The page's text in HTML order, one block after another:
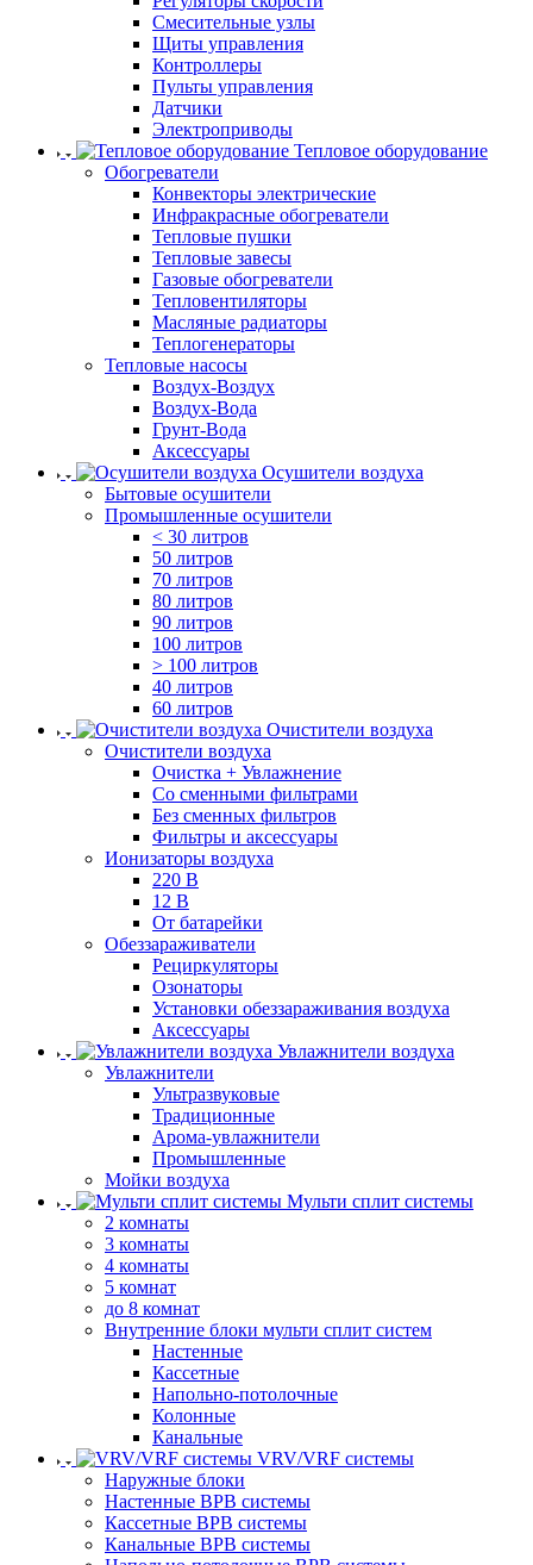
Смесительные узлы
Щиты управления
Контроллеры
Пульты управления
Датчики
Электроприводы
Тепловое оборудование
Обогреватели
Конвекторы электрические
Инфракрасные обогреватели
Тепловые пушки
Тепловые завесы
Газовые обогреватели
Тепловентиляторы
Масляные радиаторы
Теплогенераторы
Тепловые насосы
Воздух-Воздух
Воздух-Вода
Грунт-Вода
Аксессуары
Осушители воздуха
Бытовые осушители
Промышленные осушители
< 30 литров
50 литров
70 литров
80 литров
90 литров
100 литров
> 100 литров
40 литров
60 литров
Очистители воздуха
Очистители воздуха
Очистка + Увлажнение
Cо сменными фильтрами
Без сменных фильтров
Фильтры и аксессуары
Ионизаторы воздуха
220 В
12 В
От батарейки
Обеззараживатели
Рециркуляторы
Озонаторы
Установки обеззараживания воздуха
Аксессуары
Увлажнители воздуха
Увлажнители
Ультразвуковые
Традиционные
Арома-увлажнители
Промышленные
Мойки воздуха
Мульти сплит системы
2 комнаты
3 комнаты
4 комнаты
5 комнат
до 8 комнат
Внутренние блоки мульти сплит систем
Настенные
Кассетные
Напольно-потолочные
Колонные
Канальные
VRV/VRF системы
Наружные блоки
Настенные ВРВ системы
Кассетные ВРВ системы
Канальные ВРВ системы